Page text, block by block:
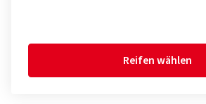
Reifen wählen